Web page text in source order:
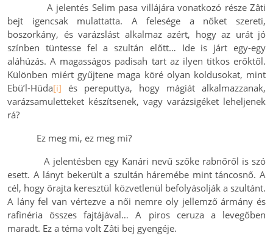
A jelentés Selim pasa villájára vonatkozó része Zâti
bejt igencsak mulattatta. A felesége a nőket szereti,
boszorkány, és varázslást alkalmaz azért, hogy az urát jó
színben tüntesse fel a szultán előtt… Ide is járt egy-egy
aláhúzás. A magasságos padisah tart az ilyen titkos erőktől.
Különben miért gyűjtene maga köré olyan koldusokat, mint
Ebü’l-Hüda[i] és pereputtya, hogy mágiát alkalmazzanak,
varázsamuletteket készítsenek, vagy varázsigéket leheljenek
rá?
Ez meg mi, ez meg mi?
A jelentésben egy Kanári nevű szőke rabnőről is szó
esett. A lányt bekerült a szultán háremébe mint táncosnő. A
cél, hogy őrajta keresztül közvetlenül befolyásolják a szultánt.
A lány fel van vértezve a női nemre oly jellemző ármány és
rafinéria összes fajtájával… A piros ceruza a levegőben
maradt. Ez a téma volt Zâti bej gyengéje.